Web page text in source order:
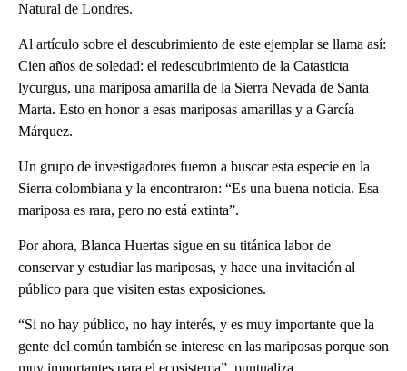
Natural de Londres.
Al artículo sobre el descubrimiento de este ejemplar se llama así:
Cien años de soledad: el redescubrimiento de la Catasticta
lycurgus, una mariposa amarilla de la Sierra Nevada de Santa
Marta. Esto en honor a esas mariposas amarillas y a García
Márquez.
Un grupo de investigadores fueron a buscar esta especie en la
Sierra colombiana y la encontraron: “Es una buena noticia. Esa
mariposa es rara, pero no está extinta”.
Por ahora, Blanca Huertas sigue en su titánica labor de
conservar y estudiar las mariposas, y hace una invitación al
público para que visiten estas exposiciones.
“Si no hay público, no hay interés, y es muy importante que la
gente del común también se interese en las mariposas porque son